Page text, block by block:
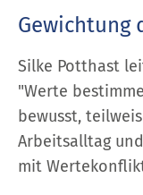
Gewichtung
Silke Potthast
"Werte
bewusst,
Arbeitsalltag
mit